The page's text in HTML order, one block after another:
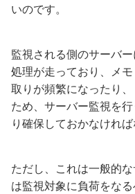
いのです。
監視される側のサーバ
処理が走っており、メ
取りが頻繁になったり
ため、サーバー監視を
り確保しておかなければ
ただし、これは一般的
は監視対象に負荷をな